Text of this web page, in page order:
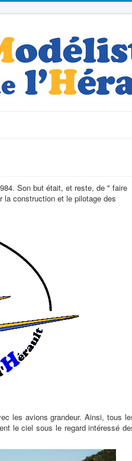
Son but était, et reste, de " faire
la construction et le pilotage des
les avions grandeur. Ainsi, tous
le ciel sous le regard intéressé